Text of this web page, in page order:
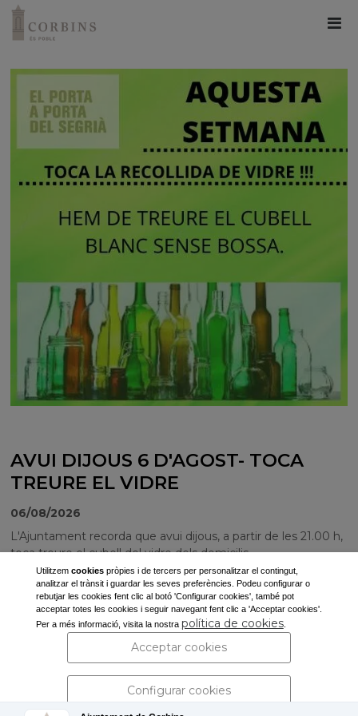
AVUI DIJOUS 6 D'AGOST- TOCA
TREURE EL VIDRE
06/08/2026
L'Ajuntament recorda que avui dijous, a partir de les 21.00 h,
toca treure el cubell del vidre dels domicilis.
Ajuntament de Corbins
Pl. de la Vila, s/n
25137 Corbins (Lleida)
Tel: 973 190 117 -secretaria@corbins.cat
Utilitzem cookiespròpies i de tercers per personalitzar el contingut,
analitzar el trànsit i guardar les seves preferències. Podeu configurar o
rebutjar les cookies fent clic al botó 'Configurar cookies', també pot
acceptar totes les cookies i seguir navegant fent clic a 'Acceptar cookies'.
Per a més informació, visita la nostra política de cookies.
Acceptar cookies
Configurar cookies